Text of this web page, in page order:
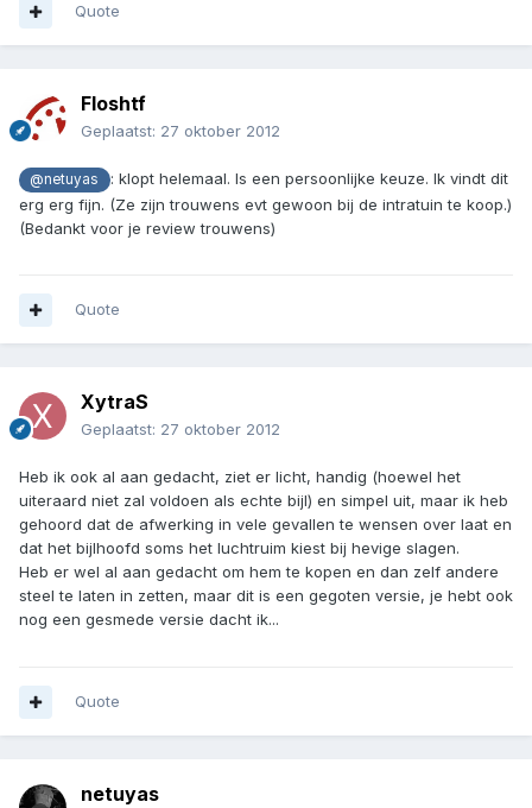
Quote
Floshtf
Geplaatst: 27 oktober 2012
@netuyas
: klopt helemaal. Is een persoonlijke keuze. Ik vindt dit
erg erg fijn. (Ze zijn trouwens evt gewoon bij de intratuin te koop.)
(Bedankt voor je review trouwens)
Quote
XytraS
Geplaatst: 27 oktober 2012
Heb ik ook al aan gedacht, ziet er licht, handig (hoewel het
uiteraard niet zal voldoen als echte bijl) en simpel uit, maar ik heb
gehoord dat de afwerking in vele gevallen te wensen over laat en
dat het bijlhoofd soms het luchtruim kiest bij hevige slagen.
Heb er wel al aan gedacht om hem te kopen en dan zelf andere
steel te laten in zetten, maar dit is een gegoten versie, je hebt ook
nog een gesmede versie dacht ik...
Quote
netuyas